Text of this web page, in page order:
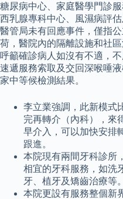
糖尿病中心、家庭醫學門診
西乳腺專科中心、風濕病評
醫管局未有回應事件，僅指
荷，醫院內的隔離設施和社
呼籲確診病人如沒有不適，
速遞服務索取及交回深喉唾
家中等候檢測結果。
李立業強調，此新模式
完再轉介（內科），來
早介入，可以加快安排
跟進。
本院現有兩間牙科診所
相宜的牙科服務，如洗
牙、植牙及矯齒治療等。
本院更設有服務整個新